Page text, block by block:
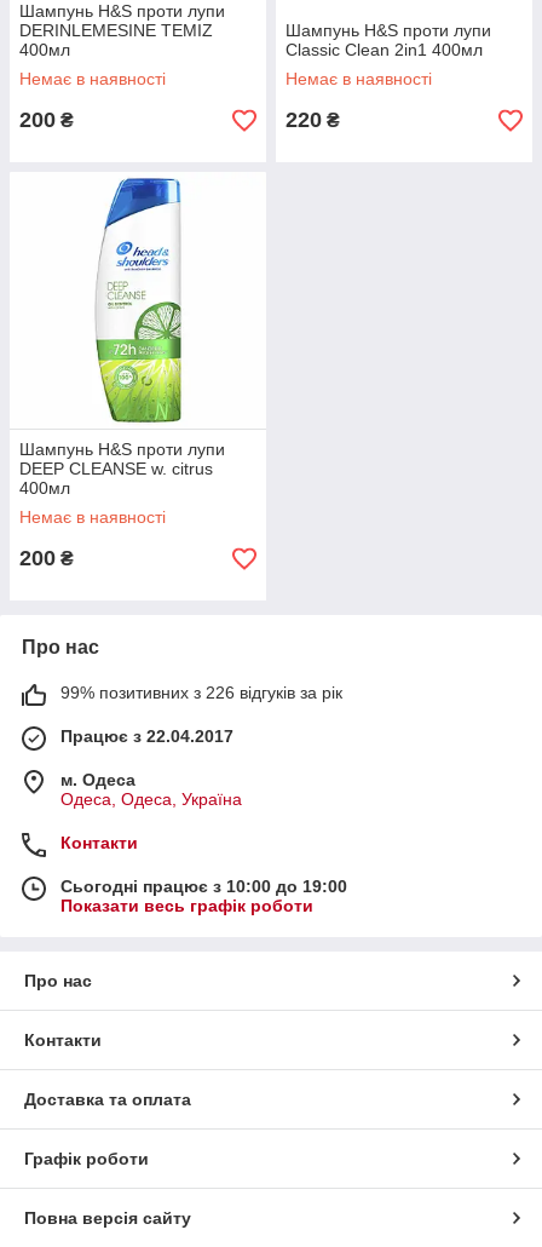
Шампунь H&S проти лупи
DERINLEMESINE TEMIZ
400мл
Немає в наявності
200 ₴
Шампунь H&S проти лупи
Classic Clean 2in1 400мл
Немає в наявності
220 ₴
Шампунь H&S проти лупи
DEEP CLEANSE w. citrus
400мл
Немає в наявності
200 ₴
Про нас
99% позитивних з 226 відгуків за рік
Працює з 22.04.2017
м. Одеса
Одеса, Одеса, Україна
Контакти
Сьогодні працює з 10:00 до 19:00
Показати весь графік роботи
Про нас
Контакти
Доставка та оплата
Графік роботи
Повна версія сайту